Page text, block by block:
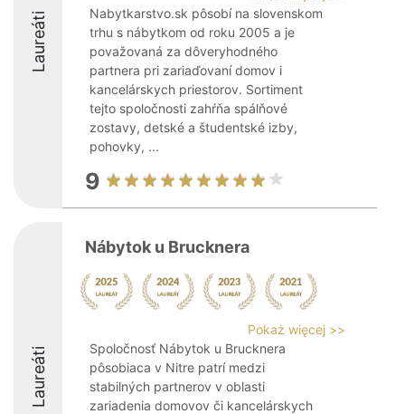
Laureáti
Nabytkarstvo.sk pôsobí na slovenskom
trhu s nábytkom od roku 2005 a je
považovaná za dôveryhodného
partnera pri zariaďovaní domov i
kancelárskych priestorov. Sortiment
tejto spoločnosti zahŕňa spálňové
zostavy, detské a študentské izby,
pohovky, ...
9
Laureáti
Nábytok u Brucknera
Pokaż więcej >>
Spoločnosť Nábytok u Brucknera
pôsobiaca v Nitre patrí medzi
stabilných partnerov v oblasti
zariadenia domovov či kancelárskych